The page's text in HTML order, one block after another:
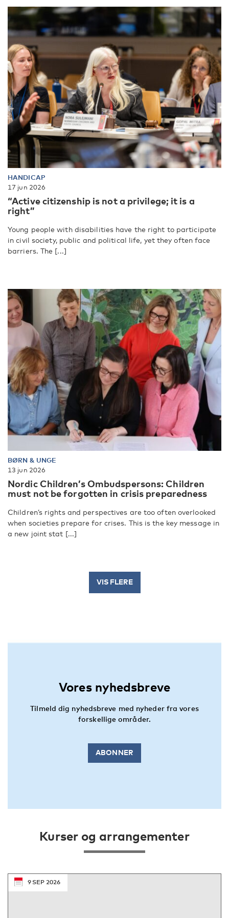
HANDICAP
17 jun 2026
“Active citizenship is not a privilege; it is a
right”
Young people with disabilities have the right to participate
in civil society, public and political life, yet they often face
barriers. The [...]
BØRN & UNGE
13 jun 2026
Nordic Children’s Ombudspersons: Children
must not be forgotten in crisis preparedness
Children’s rights and perspectives are too often overlooked
when societies prepare for crises. This is the key message in
a new joint stat [...]
VIS FLERE
Vores nyhedsbreve
Tilmeld dig nyhedsbreve med nyheder fra vores
forskellige områder.
ABONNER
Kurser og arrangementer
9 SEP 2026